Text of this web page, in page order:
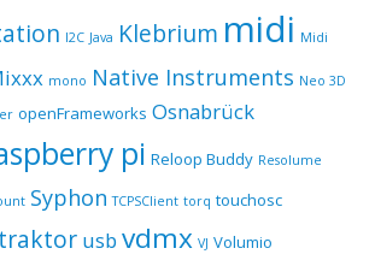
I2C Java Klebrium midi Midi
mono Native Instruments Neo 3D
openFrameworks Osnabrück
pi Reloop Buddy Resolume
Syphon TCPSClient torq touchosc
traktor usb vdmx VJ Volumio